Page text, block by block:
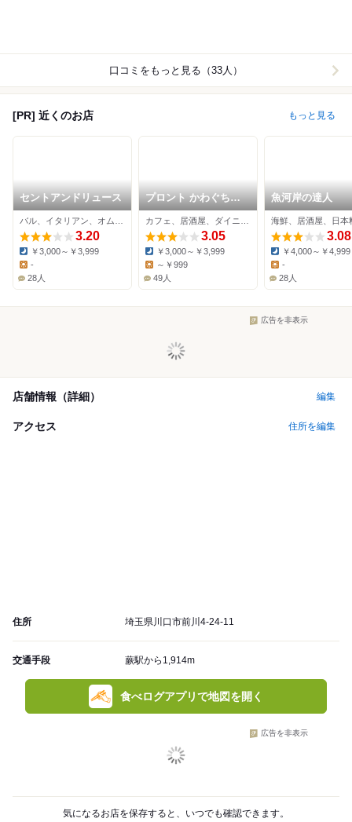
口コミをもっと見る（33人）
[PR] 近くのお店 もっと見る
セントアンドリュース
3.20
Dinner:
￥3,000～￥3,999
Lunch:
-
28人
プロント かわぐちキ
ャスティ店
3.05
Dinner:
￥3,000～￥3,999
Lunch:
～￥999
49人
魚河岸の達人
海鮮、居酒屋、日本
3.08
Dinner:
￥4,000～￥4,999
Lunch:
-
28人
広告を非表示
店舗情報（詳細） 編集
アクセス 住所を編集
住所 埼玉県川口市前川4-24-11
交通手段 蕨駅から1,914m
食べログアプリで地図を開く
広告を非表示
気になるお店を保存すると、いつでも確認できます。